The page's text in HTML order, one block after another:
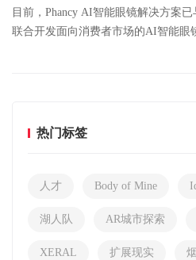
目前，Phancy AI智能眼镜解决方案
联合开发面向消费者市场的AI智能眼
热门标签
人才 Body of Mine
湖人队 AR城市探索
XERAL 扩展现实